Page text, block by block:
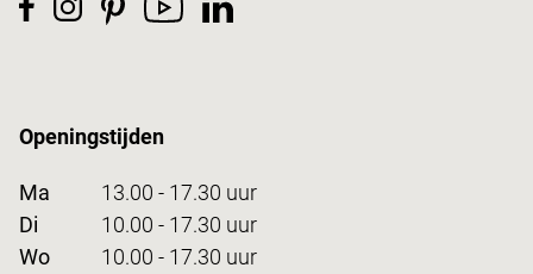
Openingstijden
Ma
13.00 - 17.30 uur
Di
10.00 - 17.30 uur
Wo
10.00 - 17.30 uur